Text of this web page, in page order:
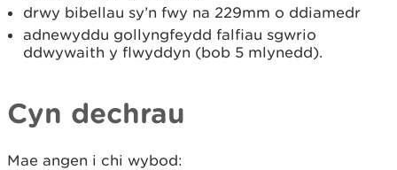
drwy bibellau sy’n fwy na 229mm o ddiamedr
adnewyddu gollyngfeydd falfiau sgwrio
ddwywaith y flwyddyn (bob 5 mlynedd).
Cyn dechrau
Mae angen i chi wybod: